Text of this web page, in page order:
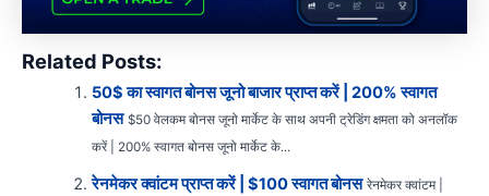
Related Posts:
50$ का स्वागत बोनस जूनो बाजार प्राप्त करें | 200% स्वागत
बोनस $50 वेलकम बोनस जूनो मार्केट के साथ अपनी ट्रेडिंग क्षमता को अनलॉक
करें | 200% स्वागत बोनस जूनो मार्केट के...
रेनमेकर क्वांटम प्राप्त करें | $100 स्वागत बोनस रेनमेकर क्वांटम |